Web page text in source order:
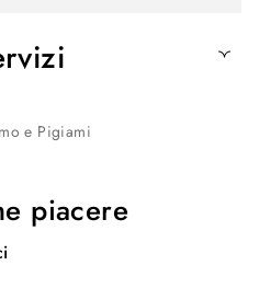
e Pigiami
piacere